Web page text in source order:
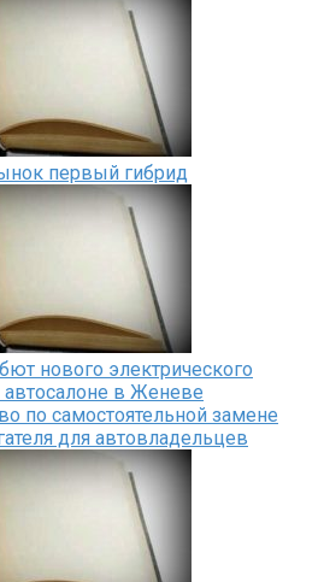
первый гибрид
нового электрического
в Женеве
по самостоятельной замене
для автовладельцев